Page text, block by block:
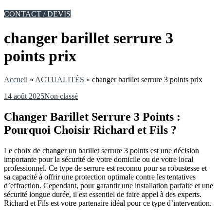
CONTACT / DEVIS
changer barillet serrure 3
points prix
Accueil » ACTUALITÉS » changer barillet serrure 3 points prix
14 août 2025Non classé
Changer Barillet Serrure 3 Points :
Pourquoi Choisir Richard et Fils ?
Le choix de changer un barillet serrure 3 points est une décision
importante pour la sécurité de votre domicile ou de votre local
professionnel. Ce type de serrure est reconnu pour sa robustesse et
sa capacité à offrir une protection optimale contre les tentatives
d’effraction. Cependant, pour garantir une installation parfaite et une
sécurité longue durée, il est essentiel de faire appel à des experts.
Richard et Fils est votre partenaire idéal pour ce type d’intervention.